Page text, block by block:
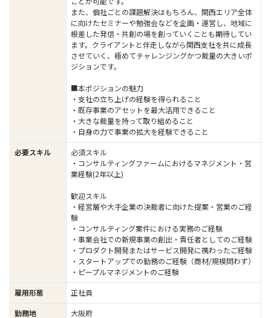
また、個社ごとの課題解決はもちろん、関西エリア全体
に向けたセミナーや勉強会などを企画・運営し、地域に
根差した発信・共創の場を創っていくことも期待してい
ます。クライアントと伴走しながら関西支社を共に成長
させていく、極めてチャレンジングかつ裁量の大きいポ
ジションです。
■本ポジションの魅力
・支社の立ち上げの経験を得られること
・既存事業のアセットを最大活用できること
・大きな裁量を持って取り組めること
・自身の力で事業の拡大を経験できること
必要スキル
必須スキル
・コンサルティングファームにおけるマネジメント・営
業経験(2年以上)
歓迎スキル
・経営層や大手企業の決裁者に向けた提案・営業のご経
験
・コンサルティング案件における実務のご経験
・事業会社での新規事業の創出・責任者としてのご経験
・プロダクト開発またはサービス開発に携わったご経験
・スタートアップでの勤務のご経験（商材/規模問わず）
・ピープルマネジメントのご経験
雇用形態
正社員
勤務地
大阪府